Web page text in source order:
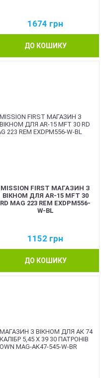
1674 грн
ДО КОШИКУ
MISSION FIRST МАГАЗИН З
ВІКНОМ ДЛЯ AR-15 MFT 30
RD MAG 223 REM EXDPM556-
W-BL
1152 грн
ДО КОШИКУ